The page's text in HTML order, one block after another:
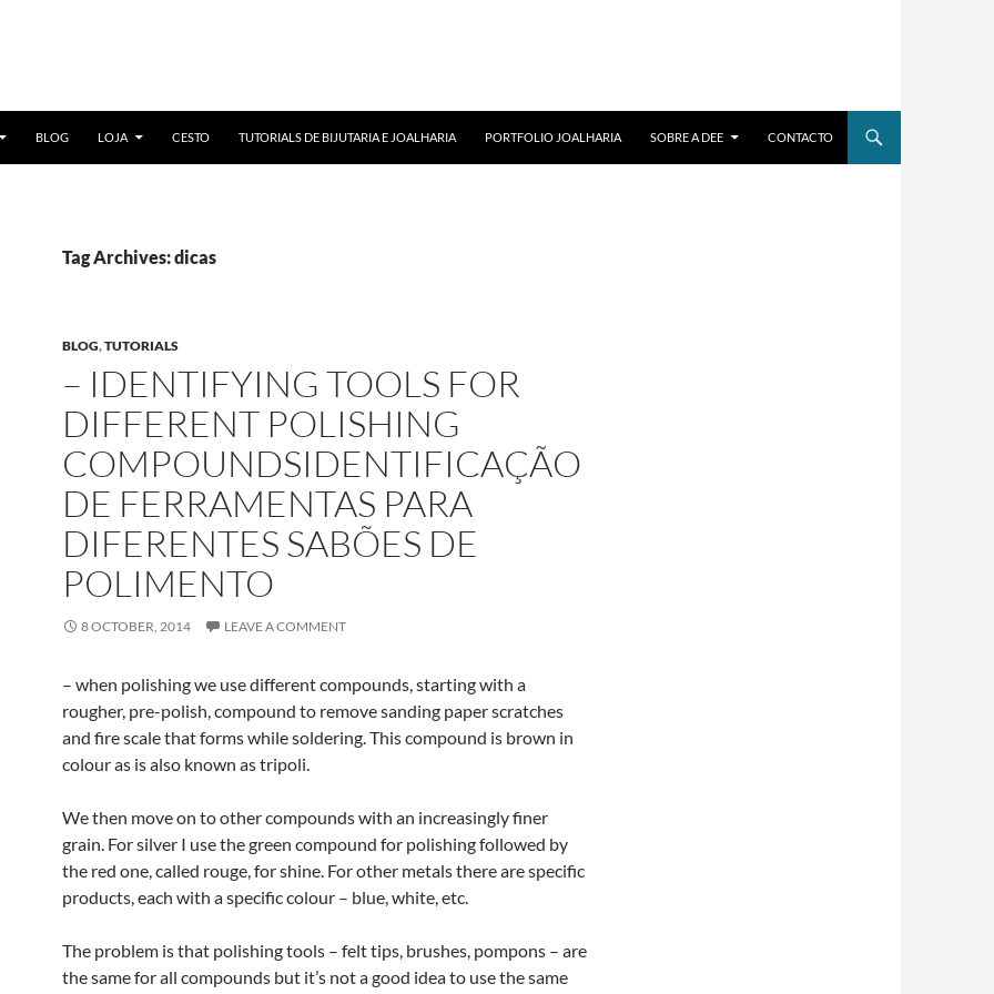
BLOG LOJA CESTO TUTORIALS DE BIJUTARIA E JOALHARIA PORTFOLIO JOALHARIA SOBRE A DEE CONTACTO
Tag Archives: dicas
BLOG,TUTORIALS
– IDENTIFYING TOOLS FOR
DIFFERENT POLISHING
COMPOUNDSIDENTIFICAÇÃO
DE FERRAMENTAS PARA
DIFERENTES SABÕES DE
POLIMENTO
8 OCTOBER, 2014 LEAVE A COMMENT
– when polishing we use different compounds, starting with a
rougher, pre-polish, compound to remove sanding paper scratches
and fire scale that forms while soldering. This compound is brown in
colour as is also known as tripoli.
We then move on to other compounds with an increasingly finer
grain. For silver I use the green compound for polishing followed by
the red one, called rouge, for shine. For other metals there are specific
products, each with a specific colour – blue, white, etc.
The problem is that polishing tools – felt tips, brushes, pompons – are
the same for all compounds but it’s not a good idea to use the same